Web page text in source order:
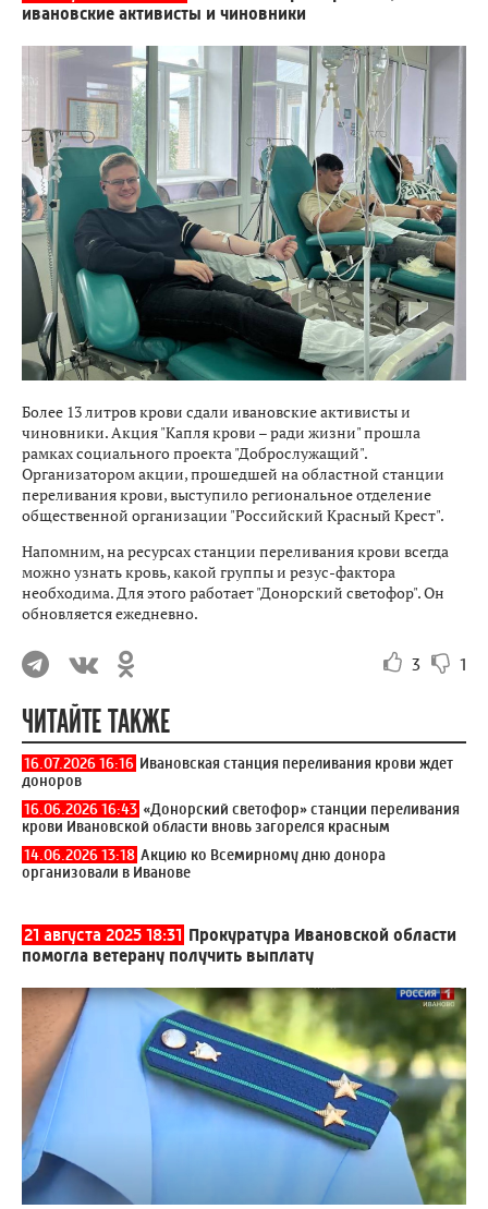
ивановские активисты и чиновники
Более 13 литров крови сдали ивановские активисты и
чиновники. Акция "Капля крови – ради жизни" прошла
рамках социального проекта "Доброслужащий".
Организатором акции, прошедшей на областной станции
переливания крови, выступило региональное отделение
общественной организации "Российский Красный Крест".
Напомним, на ресурсах станции переливания крови всегда
можно узнать кровь, какой группы и резус-фактора
необходима. Для этого работает "Донорский светофор". Он
обновляется ежедневно.
3 1
ЧИТАЙТЕ ТАКЖЕ
16.07.2026 16:16 Ивановская станция переливания крови ждет
доноров
16.06.2026 16:43 «Донорский светофор» станции переливания
крови Ивановской области вновь загорелся красным
14.06.2026 13:18 Акцию ко Всемирному дню донора
организовали в Иванове
21 августа 2025 18:31 Прокуратура Ивановской области
помогла ветерану получить выплату